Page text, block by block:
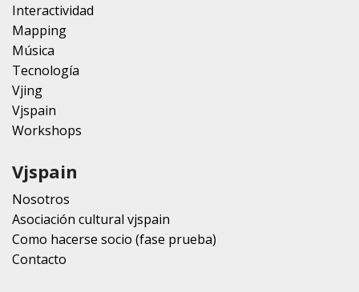
Interactividad
Mapping
Música
Tecnología
Vjing
Vjspain
Workshops
Vjspain
Nosotros
Asociación cultural vjspain
Como hacerse socio (fase prueba)
Contacto